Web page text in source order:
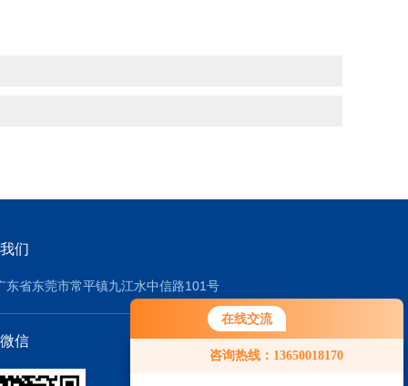
在线交流
咨询热线：13650018170
您好！欢迎前来咨询，很高兴为您
服务，请问您要咨询什么问题呢？
们
东省东莞市常平镇九江水中信路101号
信